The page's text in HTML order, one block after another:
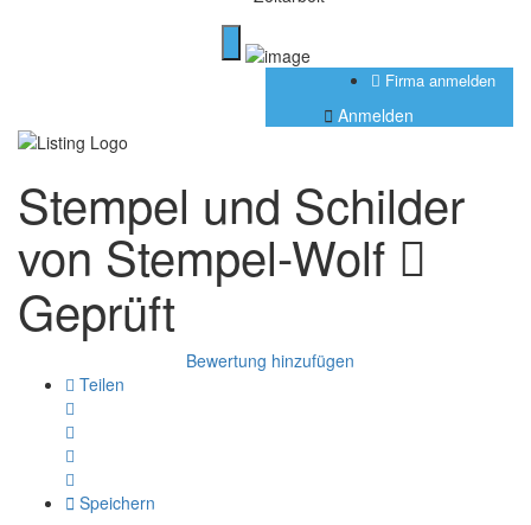
Firma anmelden
Anmelden
Stempel und Schilder
von Stempel-Wolf
Geprüft
Bewertung hinzufügen
Teilen
Speichern